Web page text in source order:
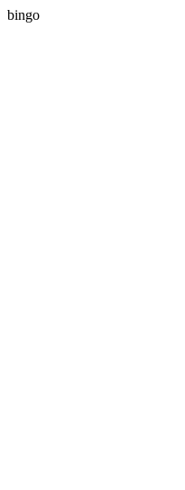
bingo